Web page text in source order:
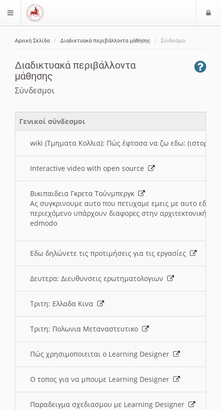
$langMenu
Αρχική Σελίδα Διαδικτυακά περιβάλλοντα μάθησης Σύνδεσμοι
Διαδικτυακά περιβάλλοντα
μάθησης
Σύνδεσμοι
Γενικοί σύνδεσμοι
wiki (Τμηματα Κολλια): Πώς έφτασα να ζω εδω; (ιστορια)
Interactive video with open source
Βικιπαιδεια Γκρετα Τούνμπεργκ
Ας συγκρινουμε αυτο που πετυχαμε εμεις με αυτο εδω
περιεχόμενο υπάρχουν διαφορες στην αρχιτεκτονική
edmodo
Εδω δηλώνετε τις προτιμήσεις για τις εργασίες
Δευτερα: Διευθυνσεις ερωτηματολογιων
Τριτη: Ελλαδα Κινα
Τριτη: Πολωνια Μεταναστευτικο
Πώς χρησιμοποιειται ο Learning Designer
O τοπος για να μπουμε Learning Designer
Παραδειγμα σχεδιασμου με Learning Designer